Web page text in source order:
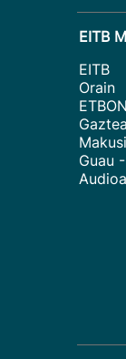
EITB
EITB
Orain
ETBON
Gaztea
Makusi
Guau
Audioa